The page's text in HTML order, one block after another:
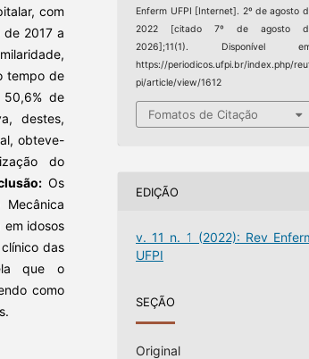
com
de 2017 a
tempo de
50,6% de
destes,
obteve-
do
Os
em idosos
das
que o
como
Enferm UFPI [Internet]. 2º de agosto
2022 [citado 7º de agosto
2026];11(1). Disponível
https://periodicos.ufpi.br/index.php/
pi/article/view/1612
Fomatos de Citação
EDIÇÃO
v. 11 n. 1 (2022): Rev
UFPI
SEÇÃO
Original